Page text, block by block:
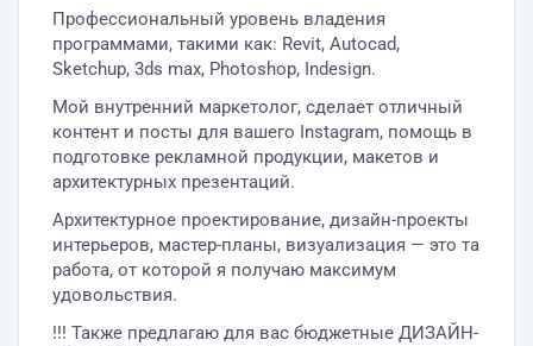
Профессиональный уровень владения
программами, такими как: Revit, Autocad,
Sketchup, 3ds max, Photoshop, Indesign.
Мой внутренний маркетолог, сделает отличный
контент и посты для вашего Instagram, помощь в
подготовке рекламной продукции, макетов и
архитектурных презентаций.
Архитектурное проектирование, дизайн-проекты
интерьеров, мастер-планы, визуализация — это та
работа, от которой я получаю максимум
удовольствия.
!!! Также предлагаю для вас бюджетные ДИЗАЙН-